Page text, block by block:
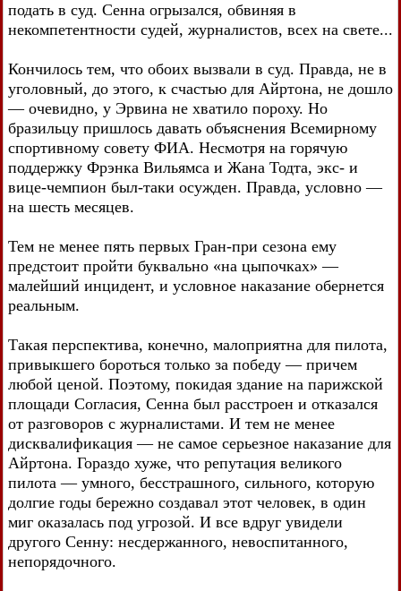
подать в суд. Сенна огрызался, обвиняя в
некомпетентности судей, журналистов, всех на свете...
Кончилось тем, что обоих вызвали в суд. Правда, не в
уголовный, до этого, к счастью для Айртона, не дошло
— очевидно, у Эрвина не хватило пороху. Но
бразильцу пришлось давать объяснения Всемирному
спортивному совету ФИА. Несмотря на горячую
поддержку Фрэнка Вильямса и Жана Тодта, экс- и
вице-чемпион был-таки осужден. Правда, условно —
на шесть месяцев.
Тем не менее пять первых Гран-при сезона ему
предстоит пройти буквально «на цыпочках» —
малейший инцидент, и условное наказание обернется
реальным.
Такая перспектива, конечно, малоприятна для пилота,
привыкшего бороться только за победу — причем
любой ценой. Поэтому, покидая здание на парижской
площади Согласия, Сенна был расстроен и отказался
от разговоров с журналистами. И тем не менее
дисквалификация — не самое серьезное наказание для
Айртона. Гораздо хуже, что репутация великого
пилота — умного, бесстрашного, сильного, которую
долгие годы бережно создавал этот человек, в один
миг оказалась под угрозой. И все вдруг увидели
другого Сенну: несдержанного, невоспитанного,
непорядочного.